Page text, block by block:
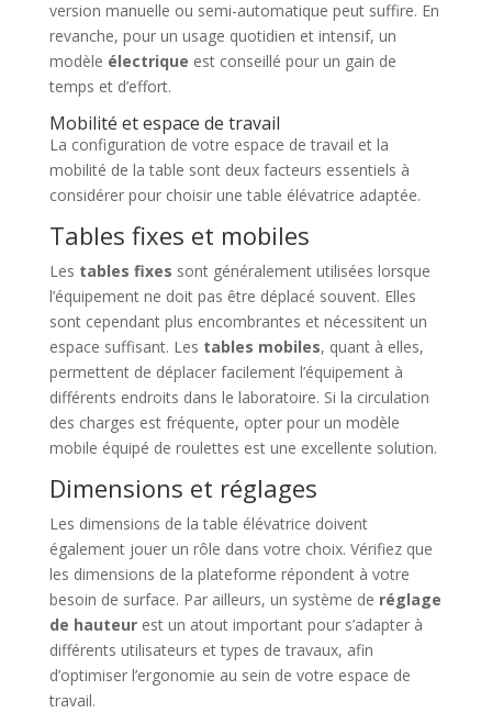
version manuelle ou semi-automatique peut suffire. En
revanche, pour un usage quotidien et intensif, un
modèle électrique est conseillé pour un gain de
temps et d’effort.
Mobilité et espace de travail
La configuration de votre espace de travail et la
mobilité de la table sont deux facteurs essentiels à
considérer pour choisir une table élévatrice adaptée.
Tables fixes et mobiles
Les tables fixes sont généralement utilisées lorsque
l’équipement ne doit pas être déplacé souvent. Elles
sont cependant plus encombrantes et nécessitent un
espace suffisant. Les tables mobiles, quant à elles,
permettent de déplacer facilement l’équipement à
différents endroits dans le laboratoire. Si la circulation
des charges est fréquente, opter pour un modèle
mobile équipé de roulettes est une excellente solution.
Dimensions et réglages
Les dimensions de la table élévatrice doivent
également jouer un rôle dans votre choix. Vérifiez que
les dimensions de la plateforme répondent à votre
besoin de surface. Par ailleurs, un système de réglage
de hauteurest un atout important pour s’adapter à
différents utilisateurs et types de travaux, afin
d’optimiser l’ergonomie au sein de votre espace de
travail.